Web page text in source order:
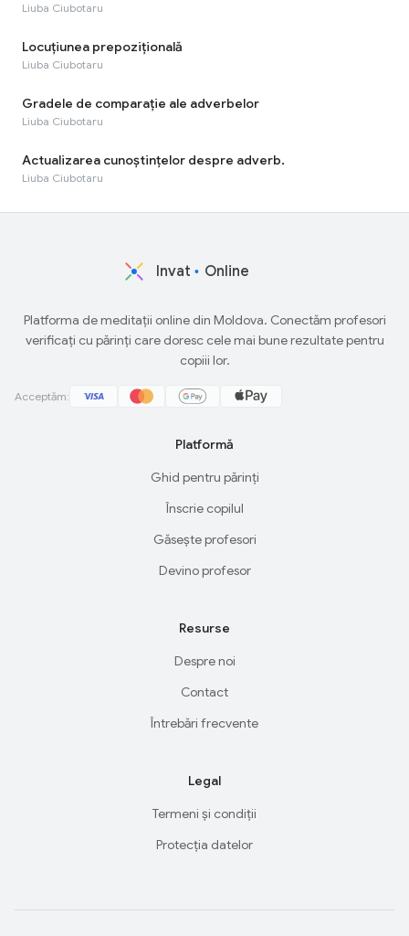
Liuba Ciubotaru
Locuţiunea prepoziţională
Liuba Ciubotaru
Gradele de comparaţie ale adverbelor
Liuba Ciubotaru
Actualizarea cunoştinţelor despre adverb.
Liuba Ciubotaru
Invat Online
Platforma de meditații online din Moldova. Conectăm profesori
verificați cu părinți care doresc cele mai bune rezultate pentru
copiii lor.
Acceptăm:
Platformă
Ghid pentru părinți
Înscrie copilul
Găsește profesori
Devino profesor
Resurse
Despre noi
Contact
Întrebări frecvente
Legal
Termeni și condiții
Protecția datelor